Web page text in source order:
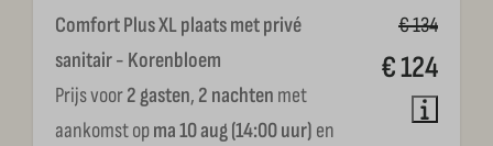
€ 134
€ 124
Comfort Plus XL plaats met privé
sanitair - Korenbloem
Prijs voor2 gasten, 2 nachten met
aankomst opma 10 aug (14:00 uur) en